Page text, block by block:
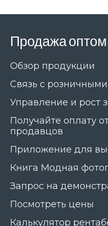
Продажа оптом
Обзор продукции
Связь с
Управление и рост
Получайте оплату
продавцов
Приложение для
Книга Модная
Запрос на
Посмотреть цены
Калькулятор